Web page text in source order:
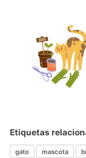
Etiquetas
gato mascota